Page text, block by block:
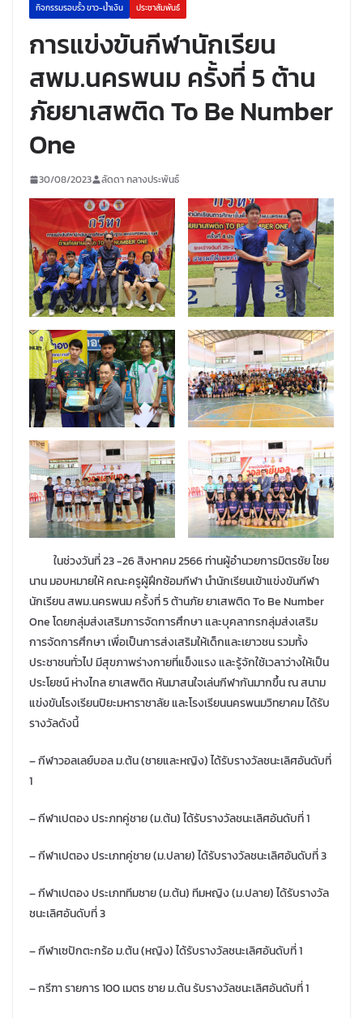
กิจกรรมรอบรั้ว ขาว-น้ำเงิน ประชาสัมพันธ์
การแข่งขันกีฬานักเรียน
สพม.นครพนม ครั้งที่ 5 ต้าน
ภัยยาเสพติด To Be Number
One
30/08/2023 ลัดดา กลางประพันธ์
ในช่วงวันที่ 23 -26 สิงหาคม 2566 ท่านผู้อำนวยการมิตรชัย ไชย
นาน มอบหมายให้ คณะครูผู้ฝึกซ้อมกีฬา นำนักเรียนเข้าแข่งขันกีฬา
นักเรียน สพม.นครพนม ครั้งที่ 5 ต้านภัย ยาเสพติด To Be Number
One โดยกลุ่มส่งเสริมการจัดการศึกษา และบุคลากรกลุ่มส่งเสริม
การจัดการศึกษา เพื่อเป็นการส่งเสริมให้เด็กและเยาวชน รวมทั้ง
ประชาชนทั่วไป มีสุขภาพร่างกายที่แข็งแรง และรู้จักใช้เวลาว่างให้เป็น
ประโยชน์ ห่างไกล ยาเสพติด หันมาสนใจเล่นกีฬากันมากขึ้น ณ สนาม
แข่งขันโรงเรียนปิยะมหาราชาลัย และโรงเรียนนครพนมวิทยาคม ได้รับ
รางวัลดังนี้
– กีฬาวอลเลย์บอล ม.ต้น (ชายและหญิง) ได้รับรางวัลชนะเลิศอันดับที่
1
– กีฬาเปตอง ประภทคู่ชาย (ม.ต้น) ได้รับรางวัลชนะเลิศอันดับที่ 1
– กีฬาเปตอง ประเภทคู่ชาย (ม.ปลาย) ได้รับรางวัลชนะเลิศอันดับที่ 3
– กีฬาเปตอง ประเภททีมชาย (ม.ต้น) ทีมหญิง (ม.ปลาย) ได้รับรางวัล
ชนะเลิศอันดับที่ 3
– กีฬาเซปักตะกร้อ ม.ต้น (หญิง) ได้รับรางวัลชนะเลิศอันดับที่ 1
– กรีฑา รายการ 100 เมตร ชาย ม.ต้น รับรางวัลชนะเลิศอันดับที่ 1